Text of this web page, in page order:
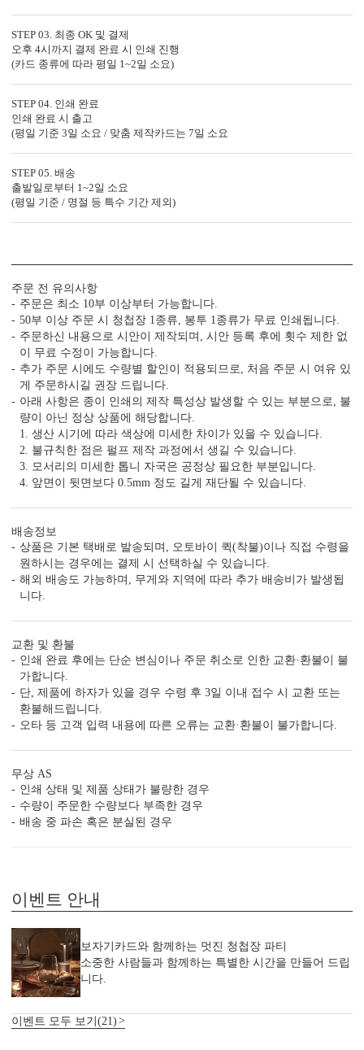
봉투 인쇄
기본 주소형, 디자인형, 문구 인쇄 등 다양한 편집을 제공합니다.
실용성과 감성을 모두 담으세요.
디자인형
신랑신부 이름, 예식일을 인쇄할
수 있습니다.
기본 주소형
수신인 주소, 연락처 등을 기재할
컬러 봉투
다양한 컬러 봉투가 준비되어 있습니다.
7가지, 퀄리티의 차이
가공 없는 엽서형, 2단 청첩장도 다 같은 퀄리티가 아닙니다.
청첩장은 화면만 보고 고르면 놓치는 부분이 많습니다.
주문 전에 아래 7가지는 꼭 확인해 보세요.
1. 무료 샘플, 택배비 0원 배송
청첩장은 화면보다 실물이 중요합니다.
2. 400g과 350g의 고평량 용지
3. 1장씩 정밀 톰슨 재단
고르게 맞습니다.
4. 무제한 전문가 수정 지원
청첩장은 처음이죠. 전문가의 도움을 받아 실수를
줄일 수 있습니다.
STEP 03. 최종 OK 및 결제
오후 4시까지 결제 완료 시 인쇄 진행
(카드 종류에 따라 평일 1~2일 소요)
STEP 04. 인쇄 완료
인쇄 완료 시 출고
(평일 기준 3일 소요 / 맞춤 제작카드는 7일 소요
STEP 05. 배송
출발일로부터 1~2일 소요
(평일 기준 / 명절 등 특수 기간 제외)
주문 전 유의사항
주문은 최소 10부 이상부터 가능합니다.
50부 이상 주문 시 청첩장 1종류, 봉투 1종류가 무료 인쇄됩니다.
주문하신 내용으로 시안이 제작되며, 시안 등록 후에 횟수 제한 없
이 무료 수정이 가능합니다.
추가 주문 시에도 수량별 할인이 적용되므로, 처음 주문 시 여유 있
게 주문하시길 권장 드립니다.
아래 사항은 종이 인쇄의 제작 특성상 발생할 수 있는 부분으로, 불
량이 아닌 정상 상품에 해당합니다.
1. 생산 시기에 따라 색상에 미세한 차이가 있을 수 있습니다.
2. 불규칙한 점은 펄프 제작 과정에서 생길 수 있습니다.
3. 모서리의 미세한 톱니 자국은 공정상 필요한 부분입니다.
4. 앞면이 뒷면보다 0.5mm 정도 길게 재단될 수 있습니다.
배송정보
상품은 기본 택배로 발송되며, 오토바이 퀵(착불)이나 직접 수령을
원하시는 경우에는 결제 시 선택하실 수 있습니다.
해외 배송도 가능하며, 무게와 지역에 따라 추가 배송비가 발생됩
니다.
교환 및 환불
인쇄 완료 후에는 단순 변심이나 주문 취소로 인한 교환·환불이 불
가합니다.
단, 제품에 하자가 있을 경우 수령 후 3일 이내 접수 시 교환 또는
환불해드립니다.
오타 등 고객 입력 내용에 따른 오류는 교환·환불이 불가합니다.
무상 AS
인쇄 상태 및 제품 상태가 불량한 경우
수량이 주문한 수량보다 부족한 경우
배송 중 파손 혹은 분실된 경우
이벤트 안내
보자기카드와 함께하는 멋진 청첩장 파티
소중한 사람들과 함께하는 특별한 시간을 만들어 드립
니다.
이벤트 모두 보기(21)